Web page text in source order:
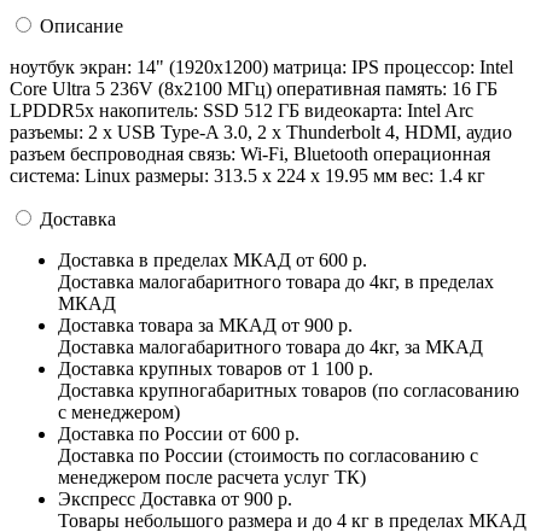
Описание
ноутбук экран: 14" (1920x1200) матрица: IPS процессор: Intel
Core Ultra 5 236V (8x2100 МГц) оперативная память: 16 ГБ
LPDDR5x накопитель: SSD 512 ГБ видеокарта: Intel Arc
разъемы: 2 x USB Type-A 3.0, 2 x Thunderbolt 4, HDMI, аудио
разъем беспроводная связь: Wi-Fi, Bluetooth операционная
система: Linux pазмеры: 313.5 х 224 х 19.95 мм вес: 1.4 кг
Доставка
Доставка в пределах МКАД от 600 р.
Доставка малогабаритного товара до 4кг, в пределах
МКАД
Доставка товара за МКАД от 900 р.
Доставка малогабаритного товара до 4кг, за МКАД
Доставка крупных товаров от 1 100 р.
Доставка крупногабаритных товаров (по согласованию
с менеджером)
Доставка по России от 600 р.
Доставка по России (стоимость по согласованию с
менеджером после расчета услуг ТК)
Экспресс Доставка от 900 р.
Товары небольшого размера и до 4 кг в пределах МКАД